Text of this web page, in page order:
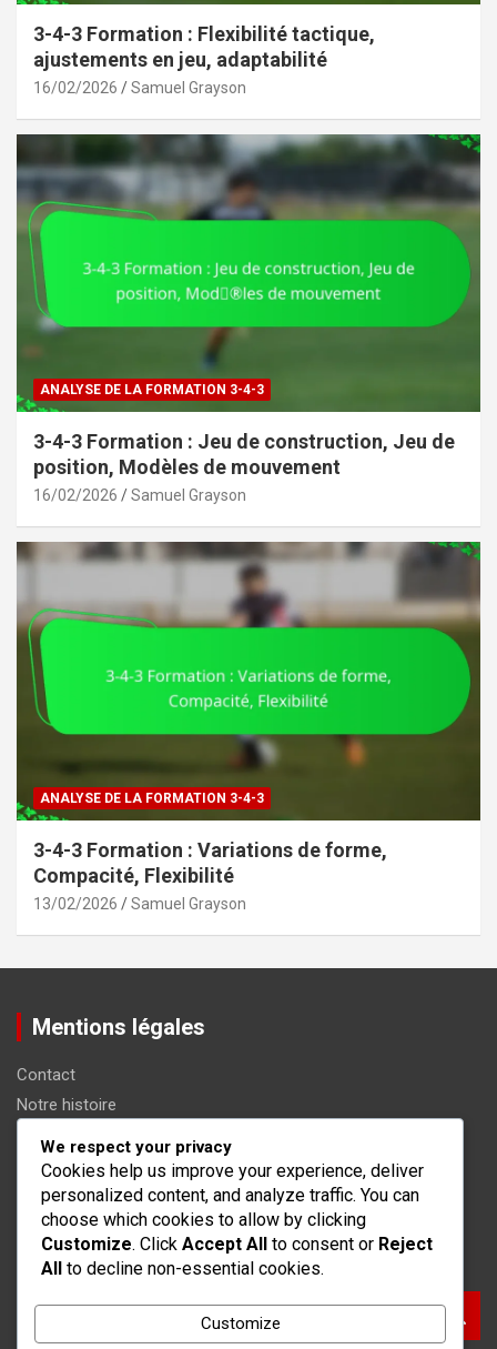
3-4-3 Formation : Flexibilité tactique,
ajustements en jeu, adaptabilité
16/02/2026 Samuel Grayson
ANALYSE DE LA FORMATION 3-4-3
3-4-3 Formation : Jeu de construction, Jeu de
position, Modèles de mouvement
16/02/2026 Samuel Grayson
ANALYSE DE LA FORMATION 3-4-3
3-4-3 Formation : Variations de forme,
Compacité, Flexibilité
13/02/2026 Samuel Grayson
Mentions légales
Contact
Notre histoire
Termes et conditions
Politique de confidentialité
Recherche
We respect your privacy
Cookies help us improve your experience, deliver
personalized content, and analyze traffic. You can
choose which cookies to allow by clicking
Customize. Click Accept All to consent or Reject
All to decline non-essential cookies.
Customize